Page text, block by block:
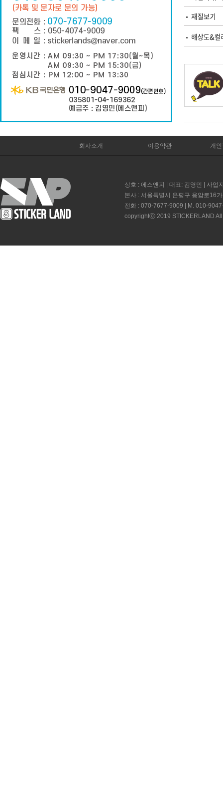
회사소개 이용약관 개
상호 : 에스앤피 | 대표: 김영민 | 사
본사 : 서울특별시 은평구 응암로16
전화 : 070-7677-9009 | M. 010-
copyrightⓒ 2019 STICKERLAND